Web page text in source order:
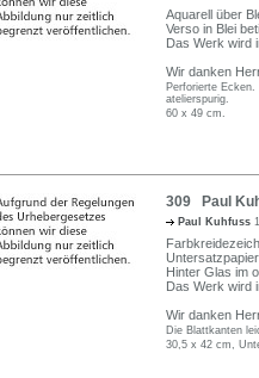
Aquarell über
Verso in Blei
Das Werk wird
Wir danken
Perforierte
atelierspurig.
60 x 49 cm.
309 Paul
Paul Kuhfuss
Hinter Glas im
Das Werk wird
Wir danken
Die Blattkanten
30,5 x 42 cm,